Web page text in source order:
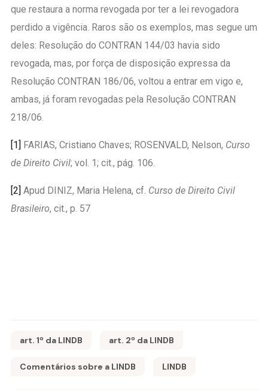
que restaura a norma revogada por ter a lei revogadora
perdido a vigência. Raros são os exemplos, mas segue um
deles: Resolução do CONTRAN 144/03 havia sido
revogada, mas, por força de disposição expressa da
Resolução CONTRAN 186/06, voltou a entrar em vigo e,
ambas, já foram revogadas pela Resolução CONTRAN
218/06.
[1] FARIAS, Cristiano Chaves; ROSENVALD, Nelson, Curso
de Direito Civil; vol. 1; cit., pág. 106.
[2] Apud DINIZ, Maria Helena, cf. Curso de Direito Civil
Brasileiro, cit., p. 57
art. 1º da LINDB art. 2º da LINDB
Comentários sobre a LINDB LINDB